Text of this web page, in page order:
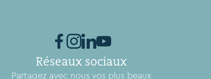
Réseaux sociaux
Partagez avec nous vos plus beaux